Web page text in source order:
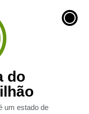
do
um estado de